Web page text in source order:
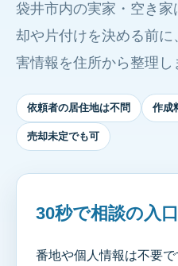
袋井市内の実家・空き
却や片付けを決める前
害情報を住所から整理し
依頼者の居住地は不問 作成
売却未定でも可
30秒で相談の入
番地や個人情報は不要